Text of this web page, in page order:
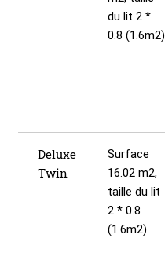
du lit 2 *
0.8 (1.6m2)
Deluxe
Twin
Surface
16.02 m2,
taille du lit
2 * 0.8
(1.6m2)